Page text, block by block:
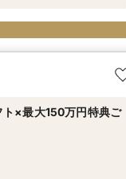
×最大150万円特典ご